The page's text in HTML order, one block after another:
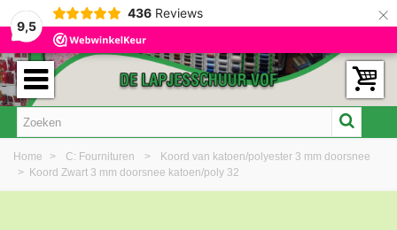
9,5
436 Reviews ×
Home > C: Fournituren >
Koord van katoen/polyester 3 mm doorsnee
> Koord Zwart 3 mm doorsnee katoen/poly 32